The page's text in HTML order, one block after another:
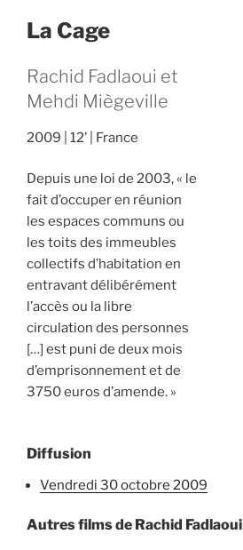
La Cage
Rachid Fadlaoui et
Mehdi Miègeville
2009 12’ France
Depuis une loi de 2003, « le
fait d’occuper en réunion
les espaces communs ou
les toits des immeubles
collectifs d’habitation en
entravant délibérément
l’accès ou la libre
circulation des personnes
[…] est puni de deux mois
d’emprisonnement et de
3750 euros d’amende. »
Diffusion
vendredi 30 octobre 2009
Autres films de Rachid Fadlaoui